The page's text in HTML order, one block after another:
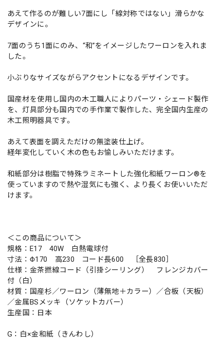
あえて作るのが難しい7面にし「線対称ではない」滑らかな
デザインに。
7面のうち1面にのみ、“和”をイメージしたワーロンを入れま
した。
小ぶりなサイズながらアクセントになるデザインです。
国産材を使用し国内の木工職人によりパーツ・シェード製作
を、灯具部分も国内での手作業で製作した、完全国内生産の
木工照明器具です。
あえて表面を調えただけの無塗装仕上げ。
経年変化していく木の色もお愉しみいただけます。
和紙部分は樹脂で特殊ラミネートした強化和紙ワーロン®を
使っていますので熱や湿気にも強く、より長くお使いいただ
けます。
＜この商品について＞
規格：E17 40W 白熱電球付
寸法：Φ170 高230 コード長600 ［全長830］
仕様：金茶撚線コード（引掛シーリング） フレンジカバー
付（白）
材質：国産杉／ワーロン（薄無地＋カラー）／合板（天板）
／金属BSメッキ（ソケットカバー）
生産国：日本
G：白×金和紙（きんわし）